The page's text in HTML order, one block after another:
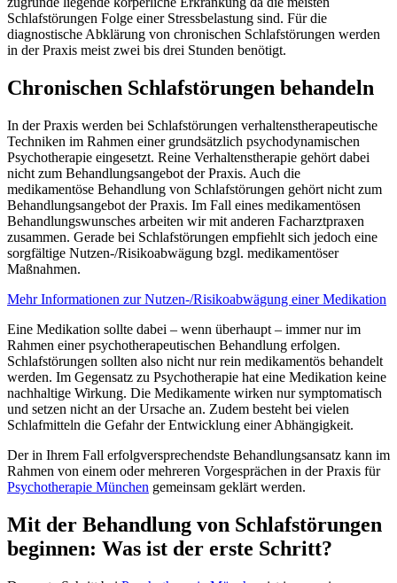
Schlafstörungen Folge einer Stressbelastung sind. Für die
diagnostische Abklärung von chronischen Schlafstörungen werden
in der Praxis meist zwei bis drei Stunden benötigt.
Chronischen Schlafstörungen behandeln
In der Praxis werden bei Schlafstörungen verhaltenstherapeutische
Techniken im Rahmen einer grundsätzlich psychodynamischen
Psychotherapie eingesetzt. Reine Verhaltenstherapie gehört dabei
nicht zum Behandlungsangebot der Praxis. Auch die
medikamentöse Behandlung von Schlafstörungen gehört nicht zum
Behandlungsangebot der Praxis. Im Fall eines medikamentösen
Behandlungswunsches arbeiten wir mit anderen Facharztpraxen
zusammen. Gerade bei Schlafstörungen empfiehlt sich jedoch eine
sorgfältige Nutzen-/Risikoabwägung bzgl. medikamentöser
Maßnahmen.
Mehr Informationen zur Nutzen-/Risikoabwägung einer Medikation
Eine Medikation sollte dabei – wenn überhaupt – immer nur im
Rahmen einer psychotherapeutischen Behandlung erfolgen.
Schlafstörungen sollten also nicht nur rein medikamentös behandelt
werden. Im Gegensatz zu Psychotherapie hat eine Medikation keine
nachhaltige Wirkung. Die Medikamente wirken nur symptomatisch
und setzen nicht an der Ursache an. Zudem besteht bei vielen
Schlafmitteln die Gefahr der Entwicklung einer Abhängigkeit.
Der in Ihrem Fall erfolgversprechendste Behandlungsansatz kann im
Rahmen von einem oder mehreren Vorgesprächen in der Praxis für
Psychotherapie München gemeinsam geklärt werden.
Mit der Behandlung von Schlafstörungen
beginnen: Was ist der erste Schritt?